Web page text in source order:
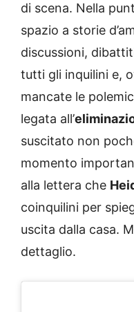
di scena. Nella
spazio a storie
discussioni,
tutti gli inquilini e,
mancate le
legata all’
suscitato non
momento
alla lettera che
coinquilini per
uscita dalla casa.
dettaglio.